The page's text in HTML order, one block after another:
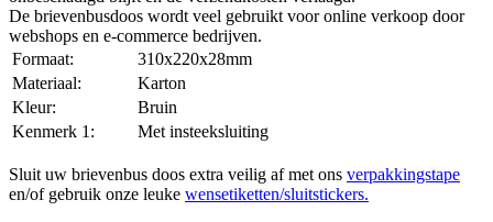
vloeipapier,papieren cadeauzakjes,organza zakken of
cadeaulabels.
Afmetingen brievenbuspakje
Maximale afmeting brievenbuspakje: 38 x 26,5 x 3,2 cm groot en
Brievenbusdoos bedrukken
De brievenbusdoos wordt veel gebruikt voor online verkoop door
webshops en e-commerce bedrijven.
Formaat:
310x220x28mm
Materiaal:
Karton
Kleur:
Bruin
Kenmerk 1:
Met insteeksluiting
Sluit uw brievenbus doos extra veilig af met ons verpakkingstape
en/of gebruik onze leuke wensetiketten/sluitstickers.